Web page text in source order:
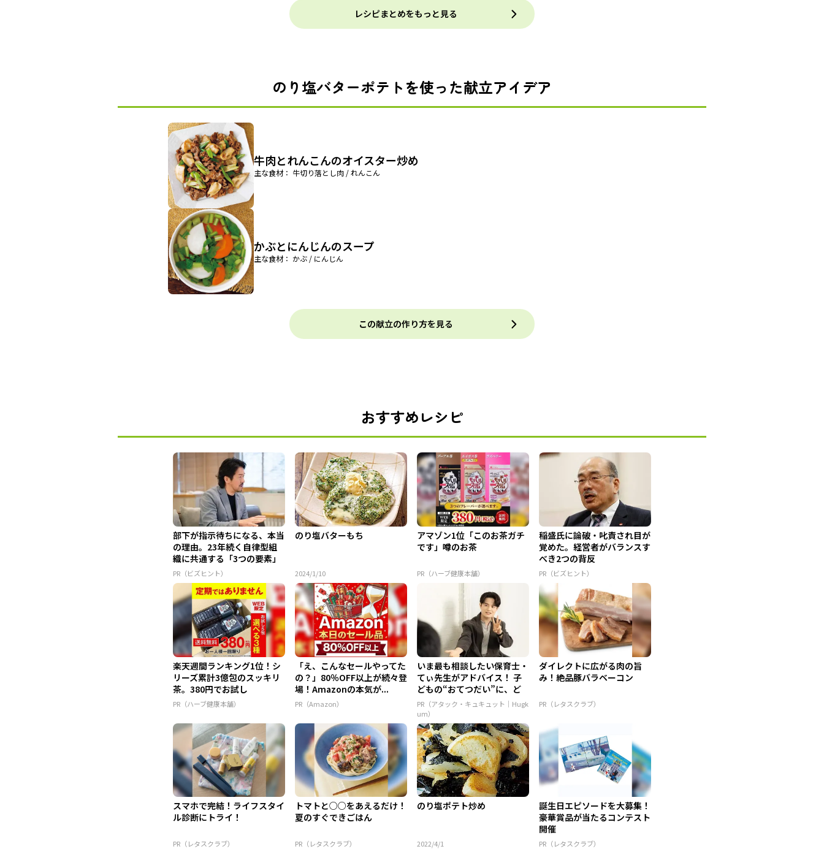
レシピまとめをもっと見る
のり塩バターポテトを使った献立アイデア
牛肉とれんこんのオイスター炒め
主な食材： 牛切り落とし肉 / れんこん
かぶとにんじんのスープ
主な食材： かぶ / にんじん
この献立の作り方を見る
おすすめレシピ
部下が指示待ちになる、本当
の理由。23年続く自律型組
織に共通する「3つの要素」
PR（ビズヒント）
のり塩バターもち
2024/1/10
アマゾン1位「このお茶ガチ
です」噂のお茶
PR（ハーブ健康本舗）
稲盛氏に論破・叱責され目が
覚めた。経営者がバランスす
べき2つの背反
PR（ビズヒント）
楽天週間ランキング1位！シ
リーズ累計3億包のスッキリ
茶。380円でお試し
PR（ハーブ健康本舗）
「え、こんなセールやってた
の？」80％OFF以上が続々登
場！Amazonの本気が...
PR（Amazon）
いま最も相談したい保育士・
てぃ先生がアドバイス！ 子
どもの“おてつだい”に、ど
ん...
PR（アタック・キュキュット｜Hugk
um）
ダイレクトに広がる肉の旨
み！絶品豚バラベーコン
PR（レタスクラブ）
スマホで完結！ライフスタイ
ル診断にトライ！
PR（レタスクラブ）
トマトと○○をあえるだけ！
夏のすぐできごはん
PR（レタスクラブ）
のり塩ポテト炒め
2022/4/1
誕生日エピソードを大募集！
豪華賞品が当たるコンテスト
開催
PR（レタスクラブ）